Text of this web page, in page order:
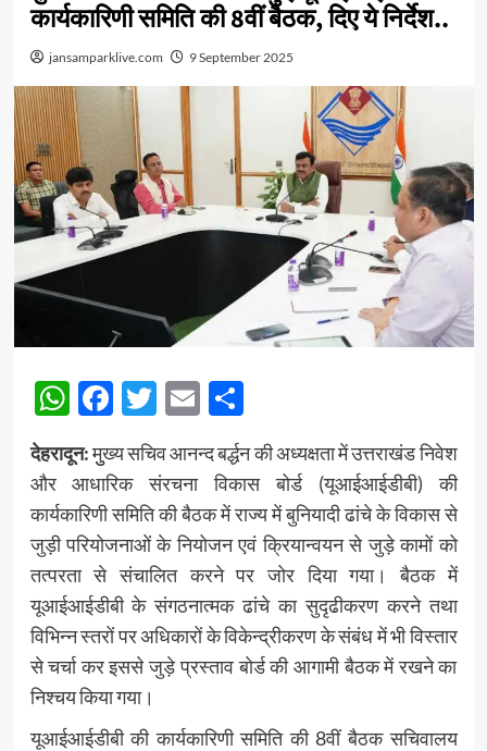
कार्यकारिणी समिति की 8वीं बैठक, दिए ये निर्देश..
jansamparklive.com 9 September 2025
WhatsApp
Facebook
Twitter
EmailShare
देहरादून:मुुख्य सचिव आनन्द बर्द्धन की अध्यक्षता में उत्तराखंड निवेश
और आधारिक संरचना विकास बोर्ड (यूआईआईडीबी) की
कार्यकारिणी समिति की बैठक में राज्य में बुनियादी ढांचे के विकास से
जुड़ी परियोजनाओं के नियोजन एवं क्रियान्वयन से जुड़े कामों को
तत्परता से संचालित करने पर जोर दिया गया। बैठक में
यूआईआईडीबी के संगठनात्मक ढांचे का सुदृढीकरण करने तथा
विभिन्न स्तरों पर अधिकारों के विकेन्द्रीकरण के संबंध में भी विस्तार
से चर्चा कर इससे जुड़े प्रस्ताव बोर्ड की आगामी बैठक में रखने का
निश्चय किया गया।
यूआईआईडीबी की कार्यकारिणी समिति की 8वीं बैठक सचिवालय